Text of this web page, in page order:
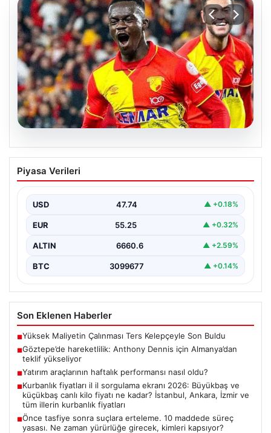
Göztepe’de hareketlilik: Anthony
Dennis için Almanya’dan teklif
Süper Lig temsilcisi Göztepe’nin orta sahasında görev
Piyasa Verileri
USD 47.74 ▲ +0.18%
EUR 55.25 ▲ +0.32%
ALTIN 6660.6 ▲ +2.59%
BTC 3099677 ▲ +0.14%
Son Eklenen Haberler
■Yüksek Maliyetin Çalınması Ters Kelepçeyle Son Buldu
■Göztepe’de hareketlilik: Anthony Dennis için Almanya’dan
teklif yükseliyor
■Yatırım araçlarının haftalık performansı nasıl oldu?
■Kurbanlık fiyatları il il sorgulama ekranı 2026: Büyükbaş ve
küçükbaş canlı kilo fiyatı ne kadar? İstanbul, Ankara, İzmir ve
tüm illerin kurbanlık fiyatları
■Önce tasfiye sonra suçlara erteleme. 10 maddede süreç
yasası. Ne zaman yürürlüğe girecek, kimleri kapsıyor?